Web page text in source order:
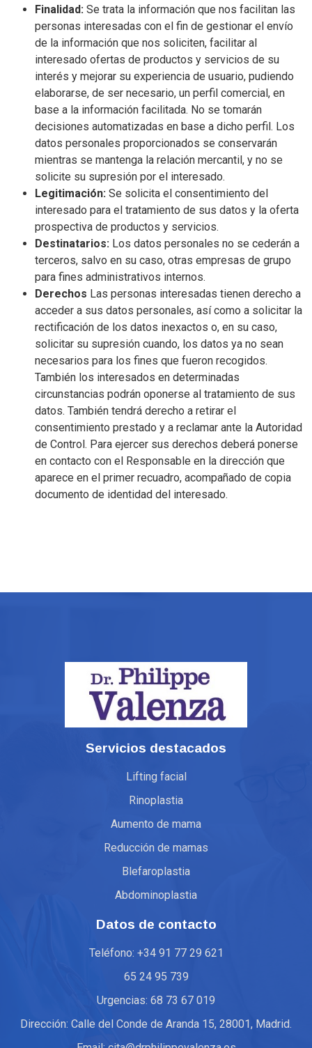
Finalidad: Se trata la información que nos facilitan las
personas interesadas con el fin de gestionar el envío
de la información que nos soliciten, facilitar al
interesado ofertas de productos y servicios de su
interés y mejorar su experiencia de usuario, pudiendo
elaborarse, de ser necesario, un perfil comercial, en
base a la información facilitada. No se tomarán
decisiones automatizadas en base a dicho perfil. Los
datos personales proporcionados se conservarán
mientras se mantenga la relación mercantil, y no se
solicite su supresión por el interesado.
Legitimación: Se solicita el consentimiento del
interesado para el tratamiento de sus datos y la oferta
prospectiva de productos y servicios.
Destinatarios: Los datos personales no se cederán a
terceros, salvo en su caso, otras empresas de grupo
para fines administrativos internos.
Derechos Las personas interesadas tienen derecho a
acceder a sus datos personales, así como a solicitar la
rectificación de los datos inexactos o, en su caso,
solicitar su supresión cuando, los datos ya no sean
necesarios para los fines que fueron recogidos.
También los interesados en determinadas
circunstancias podrán oponerse al tratamiento de sus
datos. También tendrá derecho a retirar el
consentimiento prestado y a reclamar ante la Autoridad
de Control. Para ejercer sus derechos deberá ponerse
en contacto con el Responsable en la dirección que
aparece en el primer recuadro, acompañado de copia
documento de identidad del interesado.
Servicios destacados
Lifting facial
Rinoplastia
Aumento de mama
Reducción de mamas
Blefaroplastia
Abdominoplastia
Datos de contacto
Teléfono: +34 91 77 29 621
65 24 95 739
Urgencias: 68 73 67 019
Dirección: Calle del Conde de Aranda 15, 28001, Madrid.